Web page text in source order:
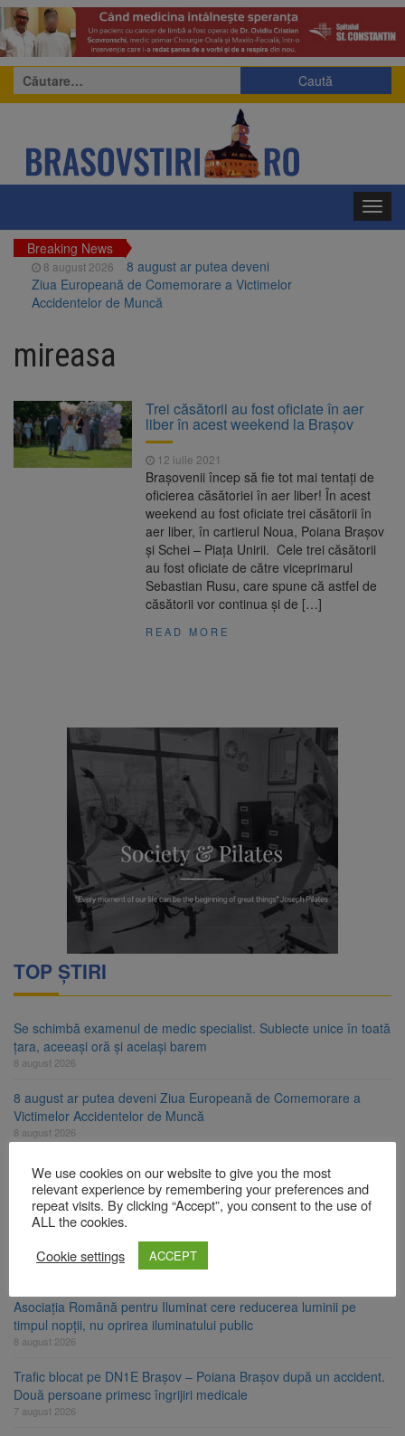
Caută
după:
Breaking News
8 august 2026
8 august ar putea deveni
Ziua Europeană de Comemorare a Victimelor
Accidentelor de Muncă
fostului complex Duplex 91, de lângă Piața
Star
Nivelul Dunării a început să crească
8 august 2026
Asociația Română pentru
Iluminat cere reducerea luminii pe timpul
nopții, nu oprirea iluminatului public
Trafic blocat pe DN1E Brașov
– Poiana Brașov după un accident. Două
persoane primesc îngrijiri medicale
Se schimbă examenul de
medic specialist. Subiecte unice în toată țara,
aceeași oră și același barem
mireasa
Trei căsătorii au fost oficiate în aer
liber în acest weekend la Brașov
12 iulie 2021
Brașovenii încep să fie tot mai tentați de
oficierea căsătoriei în aer liber! În acest
weekend au fost oficiate trei căsătorii în
aer liber, în cartierul Noua, Poiana Brașov
și Schei – Piaţa Unirii. Cele trei căsătorii
au fost oficiate de către viceprimarul
Sebastian Rusu, care spune că astfel de
căsătorii vor continua și de […]
READ MORE
TOP ȘTIRI
Se schimbă examenul de medic specialist. Subiecte unice în toată
țara, aceeași oră și același barem
8 august 2026
8 august ar putea deveni Ziua Europeană de Comemorare a
Victimelor Accidentelor de Muncă
8 august 2026
Am început demolarea fostului complex Duplex 91, de lângă Piața
Star
8 august 2026
Ungaria renunță la apelul pentru reducerea consumului de
energie. Nivelul Dunării a început să crească
Asociația Română pentru Iluminat cere reducerea luminii pe
timpul nopții, nu oprirea iluminatului public
8 august 2026
Trafic blocat pe DN1E Brașov – Poiana Brașov după un accident.
Două persoane primesc îngrijiri medicale
7 august 2026
We use cookies on our website to give you the most
relevant experience by remembering your preferences and
repeat visits. By clicking “Accept”, you consent to the use of
ALL the cookies.
Cookie settings
ACCEPT